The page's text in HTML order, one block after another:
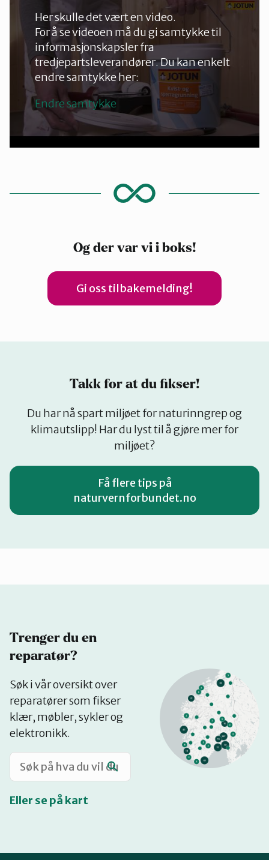
Her skulle det vært en video.
For å se videoen må du gi samtykke til
informasjonskapsler fra
tredjepartsleverandører. Du kan enkelt
endre samtykke her:
Endre samtykke
Og der var vi i boks!
Gi oss tilbakemelding!
Takk for at du fikser!
Du har nå spart miljøet for naturinngrep og
klimautslipp! Har du lyst til å gjøre mer for
miljøet?
Få flere tips på
naturvernforbundet.no
Trenger du en
reparatør?
Søk i vår oversikt over
reparatører som fikser
klær, møbler, sykler og
elektronikk.
Eller se på kart
på
kart